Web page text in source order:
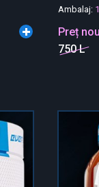
Ambalaj:
Preț
750 L